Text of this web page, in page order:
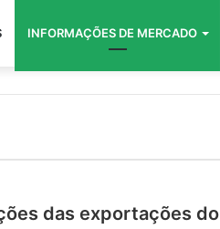
INFORMAÇÕES DE MERCADO
das exportações do